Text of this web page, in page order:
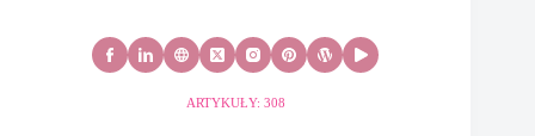
ARTYKUŁY: 308